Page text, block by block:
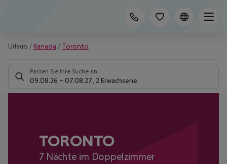
Urlaub / Kanada / Toronto
Passen Sie Ihre Suche an
09.08.26 – 07.08.27 2 Erwachsene
TORONTO
7 Nächte im Doppelzimmer